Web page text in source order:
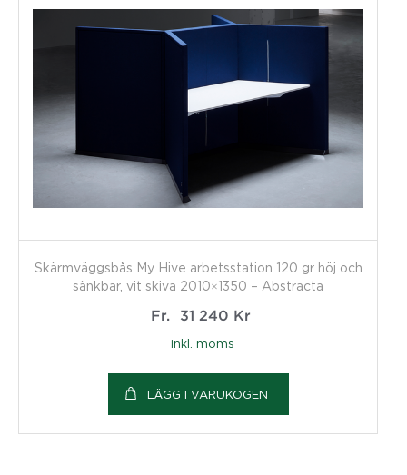
Skärmväggsbås My Hive arbetsstation 120 gr höj och
sänkbar, vit skiva 2010×1350 – Abstracta
Fr. 31 240 Kr
inkl. moms
LÄGG I VARUKOGEN